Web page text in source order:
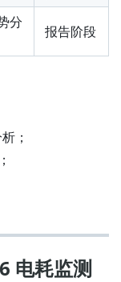
分
报告阶段
；
电耗监测